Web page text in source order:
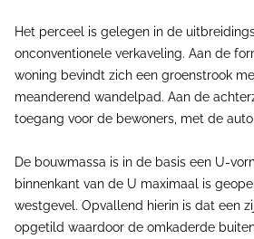
Het perceel is gelegen in de
onconventionele verkaveling. Aan de
woning bevindt zich een groenstrook
meanderend wandelpad. Aan de
toegang voor de bewoners, met de
De bouwmassa is in de basis een U-
binnenkant van de U maximaal is
westgevel. Opvallend hierin is dat een
opgetild waardoor de omkaderde